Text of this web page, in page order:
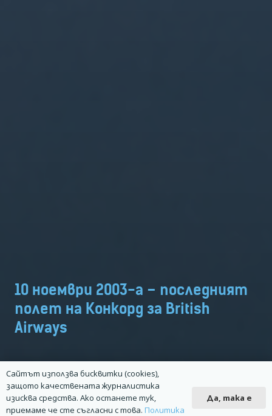
10 ноември 2003-а – последният
полет на Конкорд за British
Airways
Сайтът използва бисквитки (cookies),
защото качествената журналистика
изисква средства. Ако останете тук,
приемаме че сте съгласни с това. Политика
Да, така е